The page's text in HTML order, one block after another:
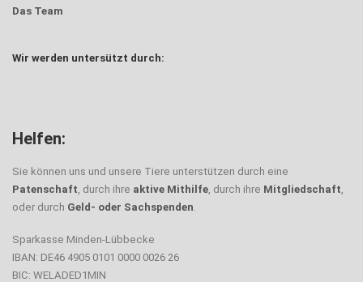
Das Team
Wir werden untersützt durch:
Helfen:
Sie können uns und unsere Tiere unterstützen durch eine
Patenschaft, durch ihre aktive Mithilfe, durch ihre Mitgliedschaft,
oder durch Geld- oder Sachspenden.
Sparkasse Minden-Lübbecke
IBAN: DE46 4905 0101 0000 0026 26
BIC: WELADED1MIN